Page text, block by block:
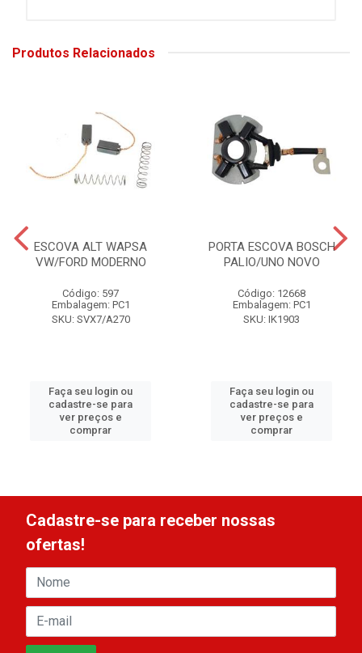
Produtos Relacionados
ESCOVA ALT WAPSA
VW/FORD MODERNO
Código: 597
Embalagem: PC1
SKU: SVX7/A270
Faça seu login ou
cadastre-se para
ver preços e
comprar
PORTA ESCOVA BOSCH
PALIO/UNO NOVO
Código: 12668
Embalagem: PC1
SKU: IK1903
Faça seu login ou
cadastre-se para
ver preços e
comprar
Cadastre-se para receber nossas
ofertas!